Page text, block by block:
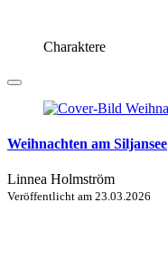
Charaktere
Weihnachten am Siljansee
Linnea Holmström
Veröffentlicht am 23.03.2026